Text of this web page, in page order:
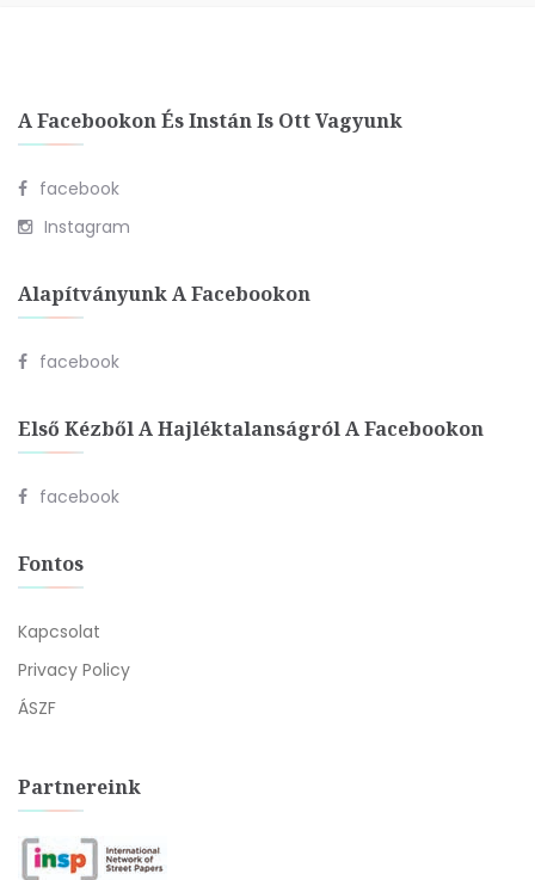
A Facebookon És Instán Is Ott Vagyunk
facebook
Instagram
Alapítványunk A Facebookon
facebook
Első Kézből A Hajléktalanságról A Facebookon
facebook
Fontos
Kapcsolat
Privacy Policy
ÁSZF
Partnereink